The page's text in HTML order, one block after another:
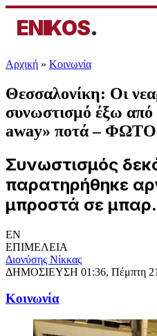
ENIKOS.
Αρχική » Κοινωνία
Θεσσαλονίκη: Οι
συνωστισμό έξω
away» ποτά –
Συνωστισμός
παρατηρήθηκε
μπροστά σε
EN
ΕΠΙΜΕΛΕΙΑ
Διονύσης Νίκκας
ΔΗΜΟΣΙΕΥΣΗ 01:36, Πέμπτη
Κοινωνία